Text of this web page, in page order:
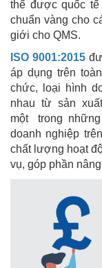
thể được quốc
chuẩn vàng cho
giới cho QMS.
ISO 9001:2015
áp dụng trên
chức, loại hình
nhau từ sản
một trong
doanh nghiệp
chất lượng hoạt
vụ, góp phần